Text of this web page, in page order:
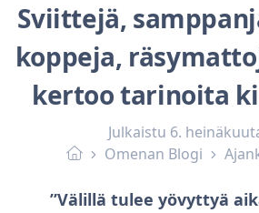
Sviittejä,
koppeja,
kertoo tarinoita
Julkaistu 6.
Omenan Blogi
”Välillä tulee yövyttyä